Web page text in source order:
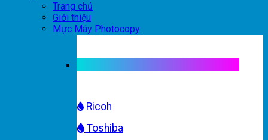
Trang chủ
Giới thiệu
Mực Máy Photocopy
Ricoh
Toshiba